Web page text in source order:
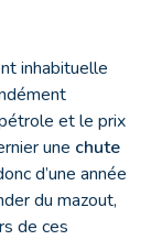
inhabituelle
et le prix
une chute
d’une année
du mazout,
de ces